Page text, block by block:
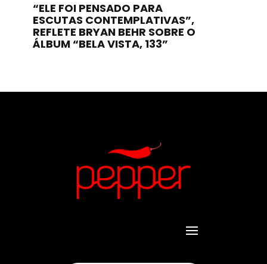
“ELE FOI PENSADO PARA
ESCUTAS CONTEMPLATIVAS”,
REFLETE BRYAN BEHR SOBRE O
ÁLBUM “BELA VISTA, 133”